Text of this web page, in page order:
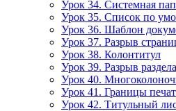
Урок 34. Системная
Урок 35. Список по
Урок 36. Шаблон
Урок 37. Разрыв
Урок 38. Колонтитул
Урок 39. Разрыв раздела
Урок 40.
Урок 41. Границы
Урок 42. Титульный